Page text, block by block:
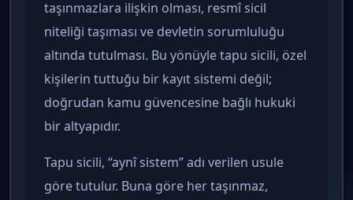
taşınmazlara ilişkin olması, resmî sicil
niteliği taşıması ve devletin sorumluluğu
altında tutulması. Bu yönüyle tapu sicili, özel
kişilerin tuttuğu bir kayıt sistemi değil;
doğrudan kamu güvencesine bağlı hukuki
bir altyapıdır.
Tapu sicili, “aynî sistem” adı verilen usule
göre tutulur. Buna göre her taşınmaz,